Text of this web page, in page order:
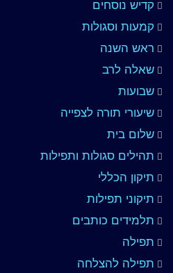
קדיש נוסחים
קמעות וסגולות
ראש השנה
שאלה לרב
שבועות
שיעורי תורה לצפייה
שלום בית
תהילים סגולות ותפילות
תיקון הכללי
תיקוני תפילות
תלמידים כותבים
תפילה
תפילה להצלחה